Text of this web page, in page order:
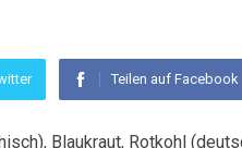
Teilen auf Facebook
Blaukraut, Rotkohl